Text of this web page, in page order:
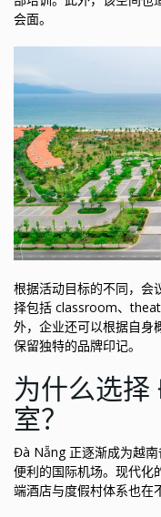
会面。
根据活动目标的不同，会
择包括 classroom、
外，企业还可以根据自身
保留独特的品牌印记。
为什么选
室？
Đà Nẵng 正逐渐成为越
便利的国际机场。现代化
端酒店与度假村体系也在